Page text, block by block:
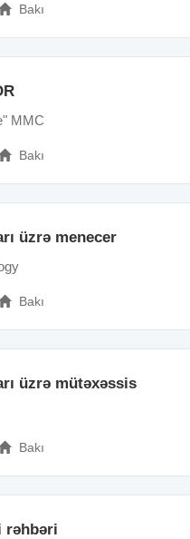
Bakı
MMC
Bakı
üzrə menecer
Bakı
üzrə mütəxəssis
Bakı
rəhbəri